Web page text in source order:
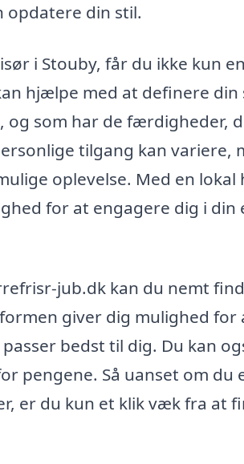
opdatere din stil.
i Stouby, får du ikke kun
hjælpe med at definere
og som har de færdigheder,
tilgang kan
oplevelse. Med en
for at engagere dig i
jub.dk kan du nemt
giver dig mulighed
bedst til dig. Du kan
pengene. Så uanset om du
er du kun et klik væk fra at